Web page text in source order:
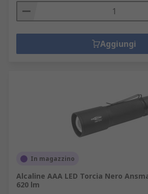
Aggiungi
In magazzino
Alcaline AAA LED Torcia Nero
620 lm